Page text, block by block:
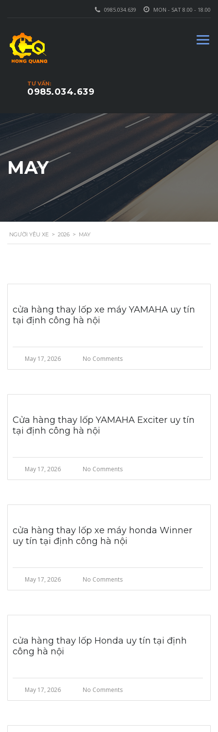
MON - SAT 8.00 - 18.00
0985.034.639
TƯ VẤN:
0985.034.639
MAY
NGƯỜI YÊU XE > 2026 > MAY
cửa hàng thay lốp xe máy YAMAHA uy tín
tại định công hà nội
May 17, 2026 No Comments
Cửa hàng thay lốp YAMAHA Exciter uy tín
tại định công hà nội
May 17, 2026 No Comments
cửa hàng thay lốp xe máy honda Winner
uy tín tại định công hà nội
May 17, 2026 No Comments
cửa hàng thay lốp Honda uy tín tại định
công hà nội
May 17, 2026 No Comments